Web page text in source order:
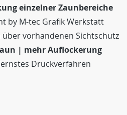
einzelner Zaunbereiche
by M-tec Grafik Werkstatt
über vorhandenen Sichtschutz
| mehr Auflockerung
Druckverfahren